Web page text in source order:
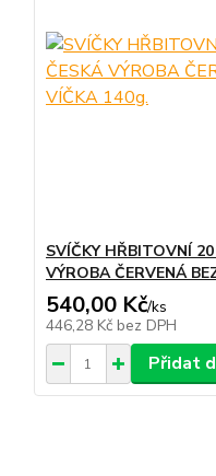
SVÍČKY HŘBITOVNÍ
VÝROBA ČERVENÁ
540,00 Kč/ks
446,28 Kč bez DPH
Přidat